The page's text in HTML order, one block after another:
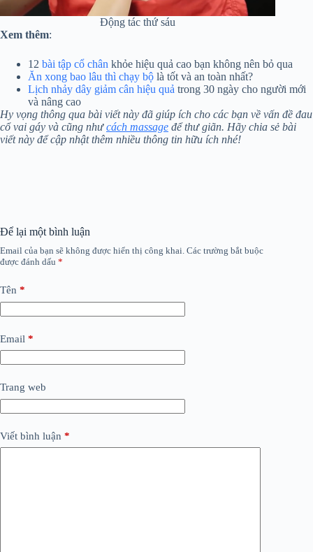
Động tác thứ sáu
Xem thêm:
12 bài tập cổ chân khỏe hiệu quả cao bạn không nên bỏ qua
Ăn xong bao lâu thì chạy bộ là tốt và an toàn nhất?
Lịch nhảy dây giảm cân hiệu quả trong 30 ngày cho người mới
và nâng cao
Hy vọng thông qua bài viết này đã giúp ích cho các bạn về vấn đề đau
cổ vai gáy và cũng nhưcách massage để thư giãn. Hãy chia sẻ bài
viết này để cập nhật thêm nhiều thông tin hữu ích nhé!
Để lại một bình luận
Email của bạn sẽ không được hiển thị công khai. Các trường bắt buộc
được đánh dấu *
Tên *
Email *
Trang web
Viết bình luận *